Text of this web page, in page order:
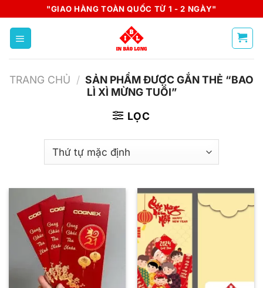
content
"GIAO HÀNG TOÀN QUỐC TỪ 1 - 2 NGÀY"
TRANG CHỦ / SẢN PHẨM ĐƯỢC GẮN THẺ “BAO
LÌ XÌ MỪNG TUỔI”
LỌC